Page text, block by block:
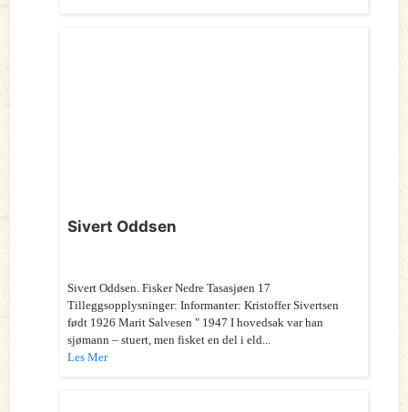
Sivert Oddsen
Sivert Oddsen. Fisker Nedre Tasasjøen 17
Tilleggsopplysninger: Informanter: Kristoffer Sivertsen
født 1926 Marit Salvesen " 1947 I hovedsak var han
sjømann – stuert, men fisket en del i eld...
Les Mer